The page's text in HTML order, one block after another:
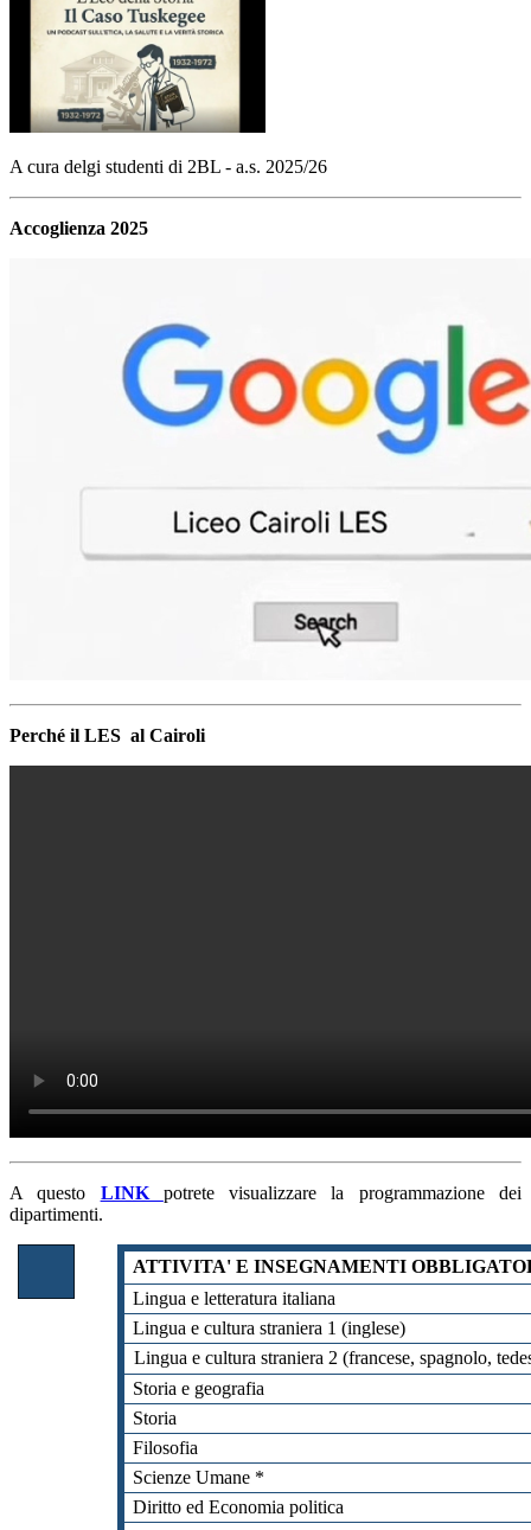
A cura delgi studenti di 2BL - a.s. 2025/26
Accoglienza 2025
Perché il LES al Cairoli
A questo LINK potrete visualizzare la programmazione dei
dipartimenti.
ATTIVITA' E INSEGNAMENTI
Lingua e letteratura italiana
Lingua e cultura straniera 1 (inglese)
Lingua e cultura straniera 2 (francese, spagnolo,
Storia e geografia
Storia
Filosofia
Scienze Umane *
Diritto ed Economia politica